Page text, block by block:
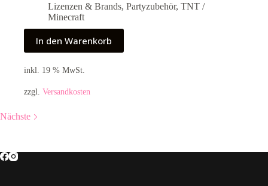
Lizenzen & Brands, Partyzubehör, TNT /
Minecraft
In den Warenkorb
inkl. 19 % MwSt.
zzgl. Versandkosten
Nächste